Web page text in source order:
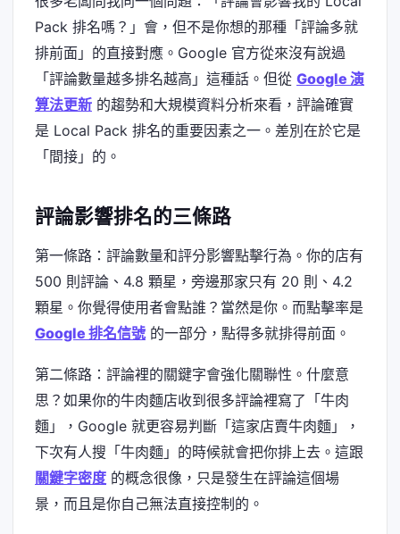
Pack 排名嗎？」會，但不是你想的那種「評論多就
排前面」的直接對應。Google 官方從來沒有說過
「評論數量越多排名越高」這種話。但從 Google 演
算法更新 的趨勢和大規模資料分析來看，評論確實
是 Local Pack 排名的重要因素之一。差別在於它是
「間接」的。
評論影響排名的三條路
第一條路：評論數量和評分影響點擊行為。你的店有
500 則評論、4.8 顆星，旁邊那家只有 20 則、4.2
顆星。你覺得使用者會點誰？當然是你。而點擊率是
Google 排名信號 的一部分，點得多就排得前面。
第二條路：評論裡的關鍵字會強化關聯性。什麼意
思？如果你的牛肉麵店收到很多評論裡寫了「牛肉
麵」，Google 就更容易判斷「這家店賣牛肉麵」，
下次有人搜「牛肉麵」的時候就會把你排上去。這跟
關鍵字密度 的概念很像，只是發生在評論這個場
景，而且是你自己無法直接控制的。